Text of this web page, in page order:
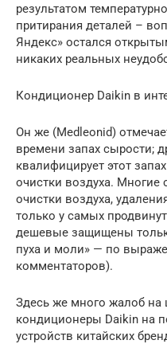
результатом
притирания деталей –
Яндекс» остался
никаких реальных
Кондиционер Daikin в
Он же (Medleonid)
времени запах сырости;
квалифицирует этот
очистки воздуха. Многие
очистки воздуха,
только у самых
дешевые защищены
пуха и моли» — по
комментаторов).
Здесь же много жалоб на
кондиционеры Daikin на
устройств китайских